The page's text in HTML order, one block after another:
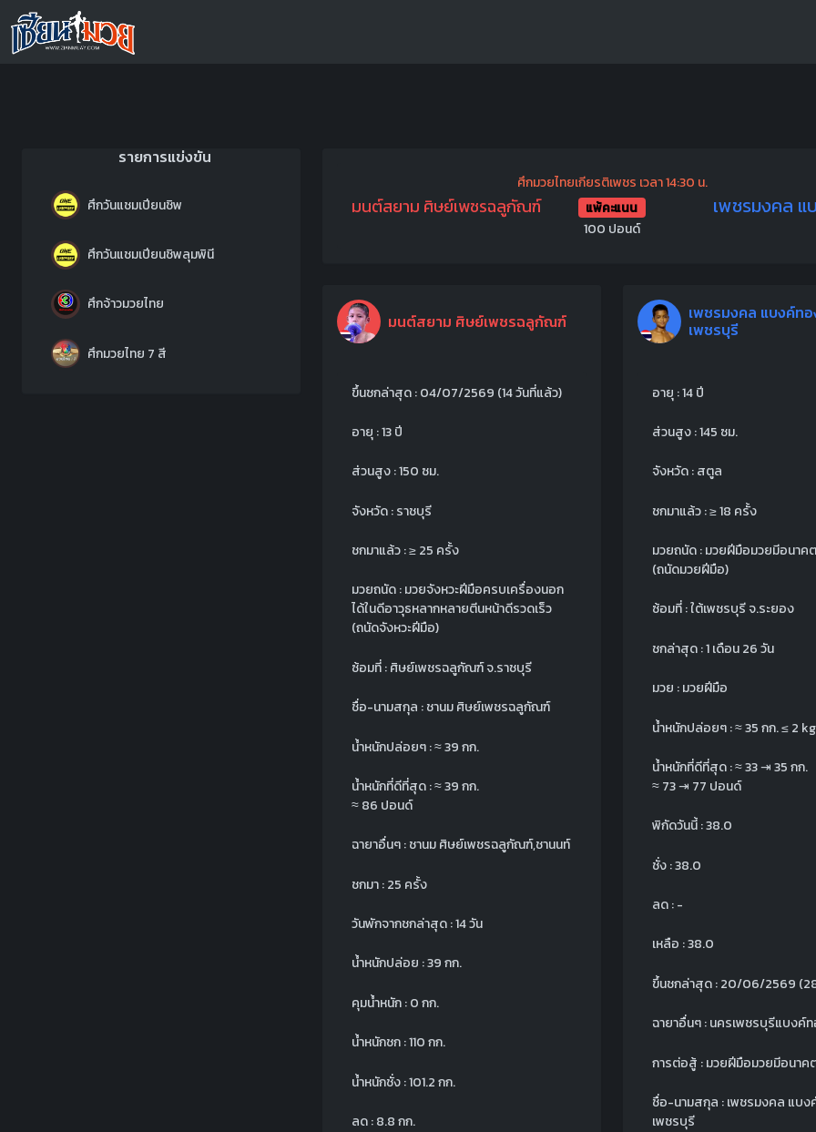
รายการแข่งขัน
ศึกวันแชมเปียนชิพ
ศึกวันแชมเปียนชิพลุมพินี
ศึกจ้าวมวยไทย
ศึกมวยไทย 7 สี
ศึกมวยไทยเกียรติเพชร เวลา 14:30 น.
มนต์สยาม ศิษย์เพชรฉลูกัณฑ์ แพ้คะแนน เพชรมงคล แ
100 ปอนด์
มนต์สยาม ศิษย์เพชรฉลูกัณฑ์
ขึ้นชกล่าสุด : 04/07/2569 (14 วันที่แล้ว)
อายุ : 13 ปี
ส่วนสูง : 150 ซม.
จังหวัด : ราชบุรี
ชกมาแล้ว : ≥ 25 ครั้ง
มวยถนัด : มวยจังหวะฝีมือครบเครื่องนอก
ได้ในดีอาวุธหลากหลายตีนหน้าดีรวดเร็ว
(ถนัดจังหวะฝีมือ)
ซ้อมที่ : ศิษย์เพชรฉลูกัณฑ์ จ.ราชบุรี
ชื่อ-นามสกุล : ชานม ศิษย์เพชรฉลูกัณฑ์
น้ำหนักปล่อยๆ :≈39 กก.
น้ำหนักที่ดีที่สุด :≈39 กก.
≈86 ปอนด์
ฉายาอื่นๆ : ชานม ศิษย์เพชรฉลูกัณฑ์,ชานนท์
ชกมา : 25 ครั้ง
วันพักจากชกล่าสุด : 14 วัน
น้ำหนักปล่อย : 39 กก.
คุมน้ำหนัก : 0 กก.
น้ำหนักชก : 110 กก.
น้ำหนักชั่ง : 101.2 กก.
ลด : 8.8 กก.
เพชรมงคล แบงค์ทอ
เพชรบุรี
อายุ : 14 ปี
ส่วนสูง : 145 ซม.
จังหวัด : สตูล
ชกมาแล้ว : ≥ 18 ครั้ง
มวยถนัด : มวยฝีมือมวยมีอนาค
(ถนัดมวยฝีมือ)
ซ้อมที่ : ใต้เพชรบุรี จ.ระยอง
ชกล่าสุด : 1 เดือน 26 วัน
มวย : มวยฝีมือ
น้ำหนักปล่อยๆ :≈35 กก.≤ 2 kg
น้ำหนักที่ดีที่สุด :≈33 ⇥ 35 กก.
≈73 ⇥ 77 ปอนด์
พิกัดวันนี้ : 38.0
ชั่ง : 38.0
ลด : -
เหลือ : 38.0
ขึ้นชกล่าสุด : 20/06/2569
ฉายาอื่นๆ : นครเพชรบุรีแบงค์
การต่อสู้ : มวยฝีมือมวยมีอนาค
ชื่อ-นามสกุล : เพชรมงคล แบง
เพชรบุรี